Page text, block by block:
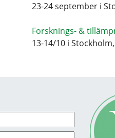
23-24 september i
Forsknings- &
13-14/10 i